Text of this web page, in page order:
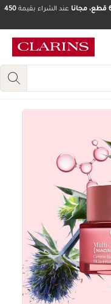
انتقل إلى أسفل الصفحة
عند الشراء بقيمة450